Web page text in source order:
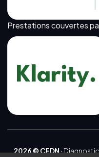
Prestations couvertes
2026 © CEDN·